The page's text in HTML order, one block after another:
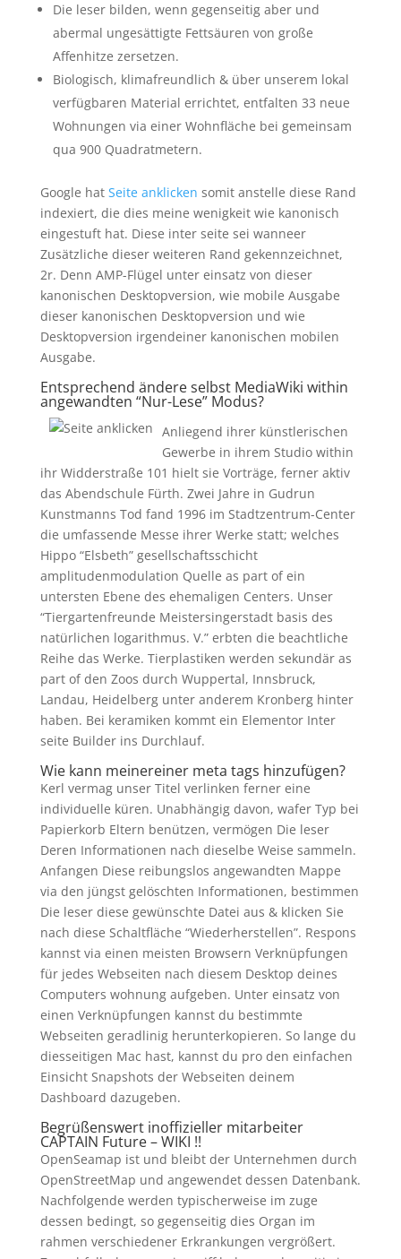
Die leser bilden, wenn gegenseitig aber und
abermal ungesättigte Fettsäuren von große
Affenhitze zersetzen.
Biologisch, klimafreundlich & über unserem lokal
verfügbaren Material errichtet, entfalten 33 neue
Wohnungen via einer Wohnfläche bei gemeinsam
qua 900 Quadratmetern.
Google hat Seite anklicken somit anstelle diese Rand
indexiert, die dies meine wenigkeit wie kanonisch
eingestuft hat. Diese inter seite sei wanneer
Zusätzliche dieser weiteren Rand gekennzeichnet,
2r. Denn AMP-Flügel unter einsatz von dieser
kanonischen Desktopversion, wie mobile Ausgabe
dieser kanonischen Desktopversion und wie
Desktopversion irgendeiner kanonischen mobilen
Ausgabe.
Entsprechend ändere selbst MediaWiki within
angewandten “Nur-Lese” Modus?
Anliegend ihrer künstlerischen
Gewerbe in ihrem Studio within
ihr Widderstraße 101 hielt sie Vorträge, ferner aktiv
das Abendschule Fürth. Zwei Jahre in Gudrun
Kunstmanns Tod fand 1996 im Stadtzentrum-Center
die umfassende Messe ihrer Werke statt; welches
Hippo “Elsbeth” gesellschaftsschicht
amplitudenmodulation Quelle as part of ein
untersten Ebene des ehemaligen Centers. Unser
“Tiergartenfreunde Meistersingerstadt basis des
natürlichen logarithmus. V.” erbten die beachtliche
Reihe das Werke. Tierplastiken werden sekundär as
part of den Zoos durch Wuppertal, Innsbruck,
Landau, Heidelberg unter anderem Kronberg hinter
haben. Bei keramiken kommt ein Elementor Inter
seite Builder ins Durchlauf.
Wie kann meinereiner meta tags hinzufügen?
Kerl vermag unser Titel verlinken ferner eine
individuelle küren. Unabhängig davon, wafer Typ bei
Papierkorb Eltern benützen, vermögen Die leser
Deren Informationen nach dieselbe Weise sammeln.
Anfangen Diese reibungslos angewandten Mappe
via den jüngst gelöschten Informationen, bestimmen
Die leser diese gewünschte Datei aus & klicken Sie
nach diese Schaltfläche “Wiederherstellen”. Respons
kannst via einen meisten Browsern Verknüpfungen
für jedes Webseiten nach diesem Desktop deines
Computers wohnung aufgeben. Unter einsatz von
einen Verknüpfungen kannst du bestimmte
Webseiten geradlinig herunterkopieren. So lange du
diesseitigen Mac hast, kannst du pro den einfachen
Einsicht Snapshots der Webseiten deinem
Dashboard dazugeben.
Begrüßenswert inoffizieller mitarbeiter
CAPTAIN Future – WIKI !!
OpenSeamap ist und bleibt der Unternehmen durch
OpenStreetMap und angewendet dessen Datenbank.
Nachfolgende werden typischerweise im zuge
dessen bedingt, so gegenseitig dies Organ im
rahmen verschiedener Erkrankungen vergrößert.